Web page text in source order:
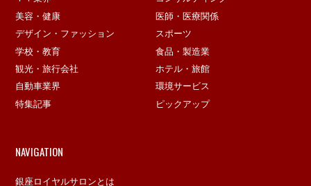
美容・健康
医師・医療関係
デザイン・ファッション
スポーツ
学校・教育
食品・製造業
観光・旅行会社
ホテル・旅館
自動車業界
環境サービス
特集記事
ピックアップ
NAVIGATION
銀座ロイヤルサロンとは